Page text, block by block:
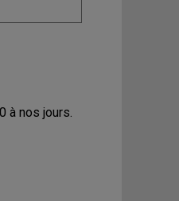
à nos jours.